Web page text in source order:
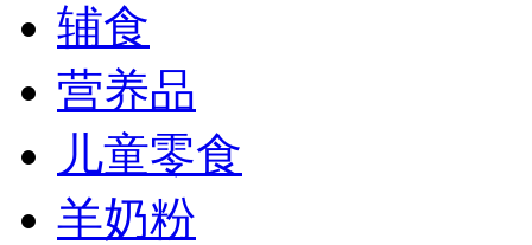
辅食
营养品
儿童零食
羊奶粉